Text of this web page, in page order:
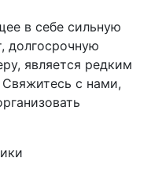
в себе сильную
долгосрочную
является редким
с нами,